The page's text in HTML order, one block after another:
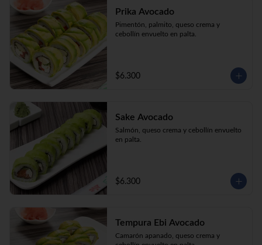
Prika Avocado
Pimentón, palmito, queso crema y
cebollín envuelto en palta.
$6.300
Sake Avocado
Salmón, queso crema y cebollín envuelto
en palta.
$6.300
Tempura Ebi Avocado
Camarón apanado, queso crema y